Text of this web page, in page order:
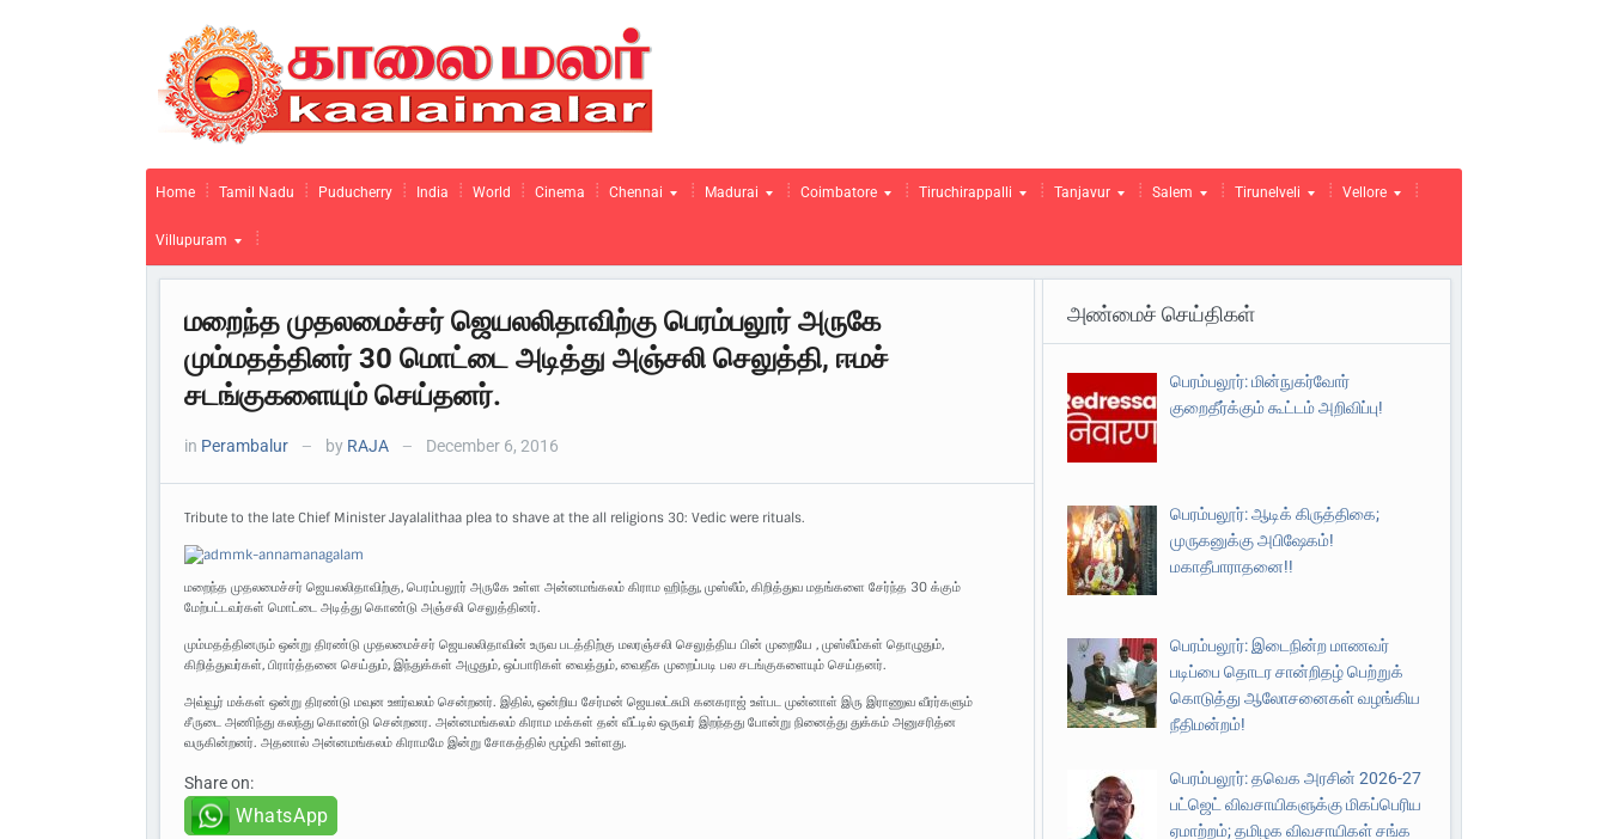
Home Tamil Nadu Puducherry India World Cinema Chennai Madurai Coimbatore Tiruchirappalli Tanjavur Salem Tirunelveli Vellore
Villupuram
மறைந்த முதலமைச்சர் ஜெயலலிதாவிற்கு பெரம்பலூர் அருகே
மும்மதத்தினர் 30 மொட்டை அடித்து அஞ்சலி செலுத்தி, ஈமச்
சடங்குகளையும் செய்தனர்.
in Perambalur — by RAJA — December 6, 2016
Tribute to the late Chief Minister Jayalalithaa plea to shave at the all religions 30: Vedic were rituals.
மறைந்த முதலமைச்சர் ஜெயலலிதாவிற்கு, பெரம்பலூர் அருகே உள்ள அன்னமங்கலம் கிராம ஹிந்து, முஸ்லீம், கிறித்துவ மதங்களை சேர்ந்த 30 க்கும்
மேற்பட்டவர்கள் மொட்டை அடித்து கொண்டு அஞ்சலி செலுத்தினர்.
மும்மதத்தினரும் ஒன்று திரண்டு முதலமைச்சர் ஜெயலலிதாவின் உருவ படத்திற்கு மலரஞ்சலி செலுத்திய பின் முறையே , முஸ்லீம்கள் தொழுதும்,
கிறித்துவர்கள், பிரார்த்தனை செய்தும், இந்துக்கள் அழுதும், ஒப்பாரிகள் வைத்தும், வைதீக முறைப்படி பல சடங்குகளையும் செய்தனர்.
அவ்வூர் மக்கள் ஒன்று திரண்டு மவுன ஊர்வலம் சென்றனர். இதில், ஒன்றிய சேர்மன் ஜெயலட்சுமி கனகராஜ் உள்பட முன்னாள் இரு இராணுவ வீரர்களும்
சீருடை அணிந்து கலந்து கொண்டு சென்றனர. அன்னமங்கலம் கிராம மக்கள் தன் வீட்டில் ஒருவர் இறந்தது போன்று நினைத்து துக்கம் அனுசரித்ன
வருகின்றனர். அதனால் அன்னமங்கலம் கிராமமே இன்று சோகத்தில் மூழ்கி உள்ளது.
Share on:
WhatsApp
அண்மைச் செய்திகள்
பெரம்பலூர்: மின்நுகர்வோர்
குறைதீர்க்கும் கூட்டம் அறிவிப்பு!
பெரம்பலூர்: ஆடிக் கிருத்திகை;
முருகனுக்கு அபிஷேகம்!
மகாதீபாராதனை!!
பெரம்பலூர்: இடைநின்ற மாணவர்
படிப்பை தொடர சான்றிதழ் பெற்றுக்
கொடுத்து ஆலோசனைகள் வழங்கிய
நீதிமன்றம்!
பெரம்பலூர்: தவெக அரசின் 2026-27
பட்ஜெட் விவசாயிகளுக்கு மிகப்பெரிய
ஏமாற்றம்; தமிழக விவசாயிகள் சங்க